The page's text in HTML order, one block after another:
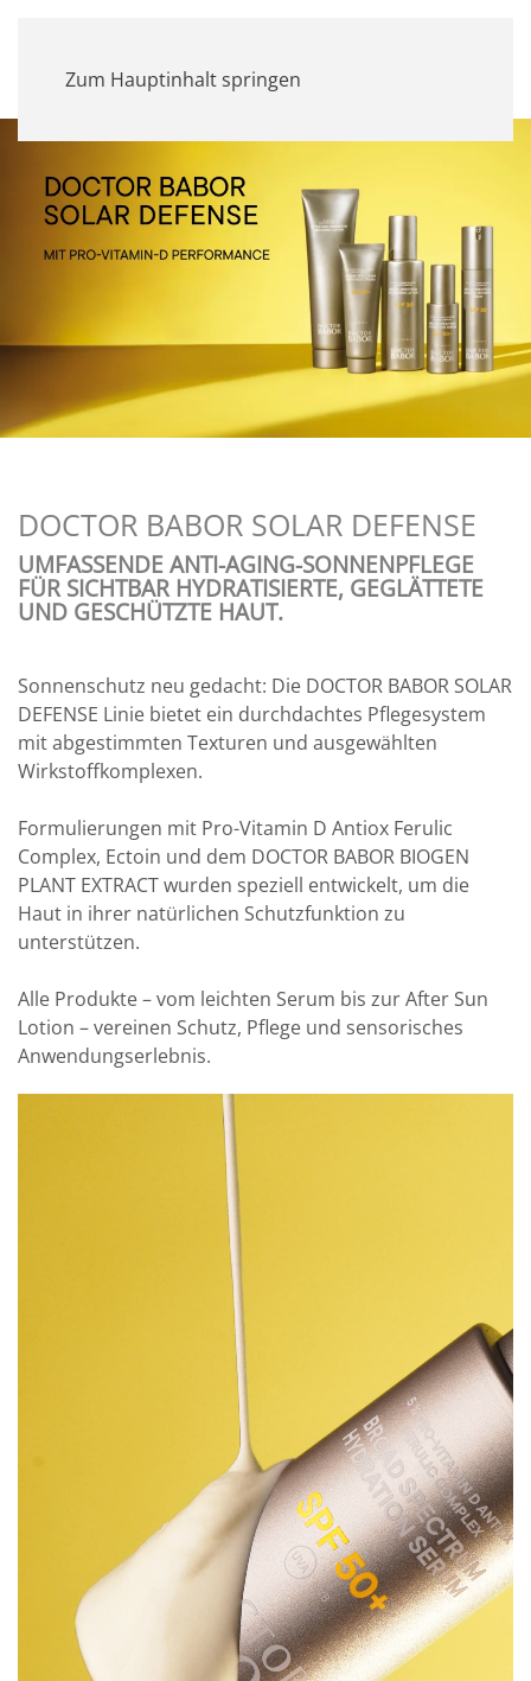
Zum Hauptinhalt springen
DOCTOR BABOR SOLAR DEFENSE
UMFASSENDE ANTI-AGING-SONNENPFLEGE
FÜR SICHTBAR HYDRATISIERTE, GEGLÄTTETE
UND GESCHÜTZTE HAUT.
Sonnenschutz neu gedacht: Die DOCTOR BABOR SOLAR
DEFENSE Linie bietet ein durchdachtes Pflegesystem
mit abgestimmten Texturen und ausgewählten
Wirkstoffkomplexen.
Formulierungen mit Pro-Vitamin D Antiox Ferulic
Complex, Ectoin und dem DOCTOR BABOR BIOGEN
PLANT EXTRACT wurden speziell entwickelt, um die
Haut in ihrer natürlichen Schutzfunktion zu
unterstützen.
Alle Produkte – vom leichten Serum bis zur After Sun
Lotion – vereinen Schutz, Pflege und sensorisches
Anwendungserlebnis.